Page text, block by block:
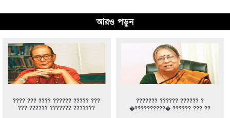
আরও পড়ুন
???? ??? ???? ?????? ????? ???
??? ?????? ??????? ???????
??????? ?????? ?????? ?
�??????????� ?????? ??? ??